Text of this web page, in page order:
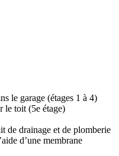
le garage (étages 1 à 4)
le toit (5e étage)
de drainage et de plomberie
d’une membrane